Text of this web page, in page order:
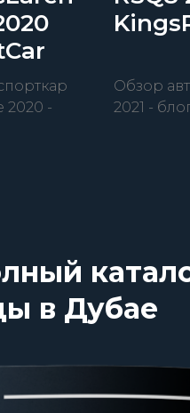
2020 -
Обзор
2021 -
в Дубае